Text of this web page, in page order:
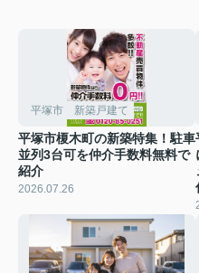
平塚市 新築戸建て
平塚市榎木町の新築特集！駐車
並列3台可を仲介手数料無料で
紹介
2026.07.26